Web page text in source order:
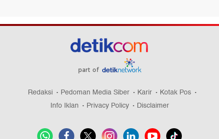
part of
Redaksi Pedoman Media Siber Karir
Kotak Pos
Info Iklan
Privacy Policy Disclaimer